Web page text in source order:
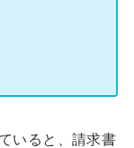
いると、請求書